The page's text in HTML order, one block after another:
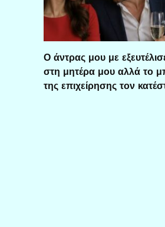
Ο άντρας μου με
στη μητέρα μου αλλά το
της επιχείρησης τον